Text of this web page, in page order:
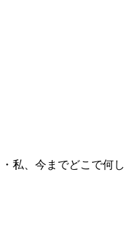
私、今までどこで何し